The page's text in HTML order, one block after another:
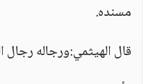
مسنده.
قال الهيثمي:ورجاله